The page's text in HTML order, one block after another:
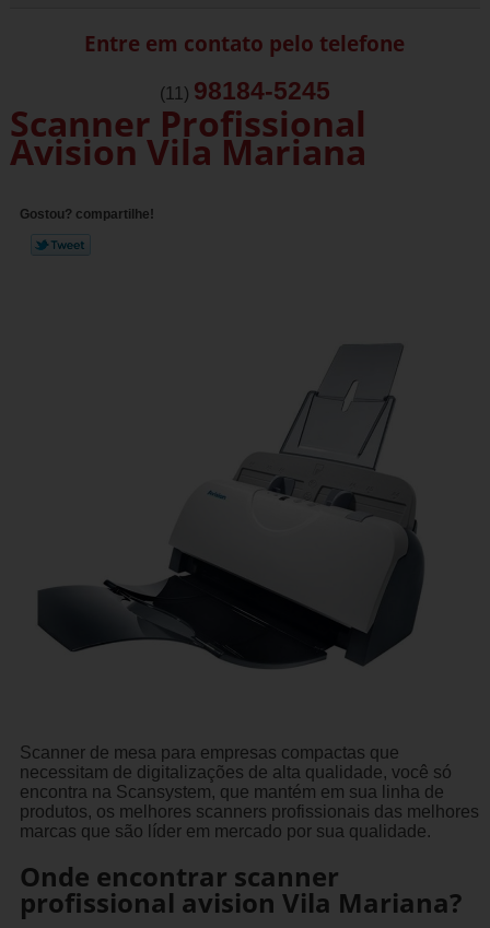
Entre em contato pelo telefone
(11) 98184-5245
Scanner Profissional
Avision Vila Mariana
Gostou? compartilhe!
Scanner de mesa para empresas compactas que
necessitam de digitalizações de alta qualidade, você só
encontra na Scansystem, que mantém em sua linha de
produtos, os melhores scanners profissionais das melhores
marcas que são líder em mercado por sua qualidade.
Onde encontrar scanner
profissional avision Vila Mariana?